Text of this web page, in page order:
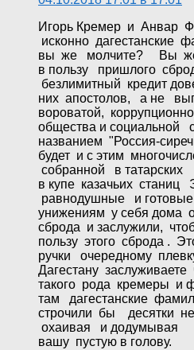
Игорь Кремер и Анвар
исконно дагестанские
вы же молчите? Вы же
в пользу пришлого
безлимитный кредит
них апостолов, а не
вороватой,
общества и социальной
названием "Россия-
будет и с этим
собранной в татарских
в купе казачьих станиц
равнодушные и
унижениям у себя дома
сброда и заслужили,
пользу этого сброда .
ручки очередному
Дагестану
такого рода кремеры и
там дагестанские
строчили бы десятки
охаивая и додумывая
вашу пустую в голову.